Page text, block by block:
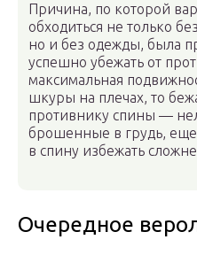
Причина, по которой
обходиться не только
но и без одежды, была
успешно убежать от
максимальная
шкуры на плечах, то
противнику спины —
брошенные в грудь, еще
в спину избежать
Очередное